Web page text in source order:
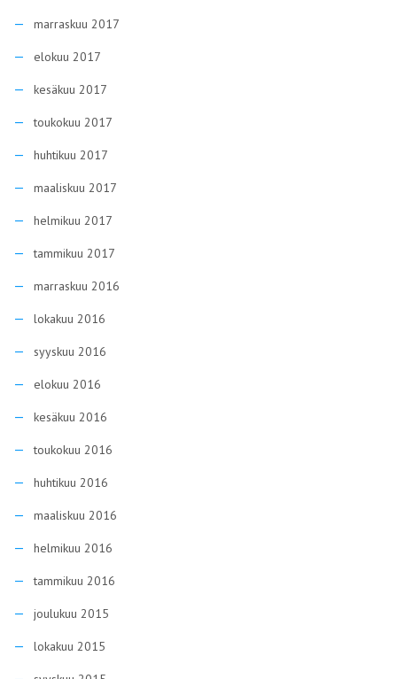
marraskuu 2017
elokuu 2017
kesäkuu 2017
toukokuu 2017
huhtikuu 2017
maaliskuu 2017
helmikuu 2017
tammikuu 2017
marraskuu 2016
lokakuu 2016
syyskuu 2016
elokuu 2016
kesäkuu 2016
toukokuu 2016
huhtikuu 2016
maaliskuu 2016
helmikuu 2016
tammikuu 2016
joulukuu 2015
lokakuu 2015